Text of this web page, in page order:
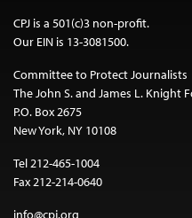
CPJ is a 501(c)3 non-profit.
Our EIN is 13-3081500.
Committee to Protect Journalists
The John S. and James L. Knight
P.O. Box 2675
New York, NY 10108
Tel 212-465-1004
Fax 212-214-0640
info@cpj.org